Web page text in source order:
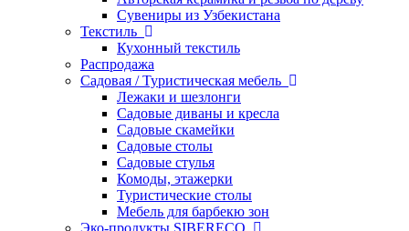
Сувениры из Узбекистана
Текстиль
Кухонный текстиль
Распродажа
Садовая / Туристическая мебель
Лежаки и шезлонги
Садовые диваны и кресла
Садовые скамейки
Садовые столы
Садовые стулья
Комоды, этажерки
Туристические столы
Мебель для барбекю зон
Эко-продукты SIBERECO